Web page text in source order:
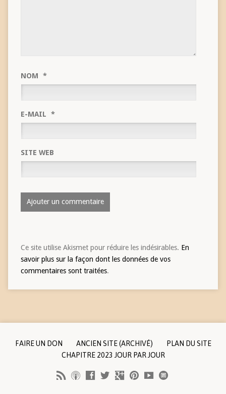
NOM *
E-MAIL *
SITE WEB
Ce site utilise Akismet pour réduire les indésirables. En
savoir plus sur la façon dont les données de vos
commentaires sont traitées.
FAIRE UN DON ANCIEN SITE (ARCHIVÉ)
PLAN DU SITE
CHAPITRE 2023 JOUR PAR JOUR